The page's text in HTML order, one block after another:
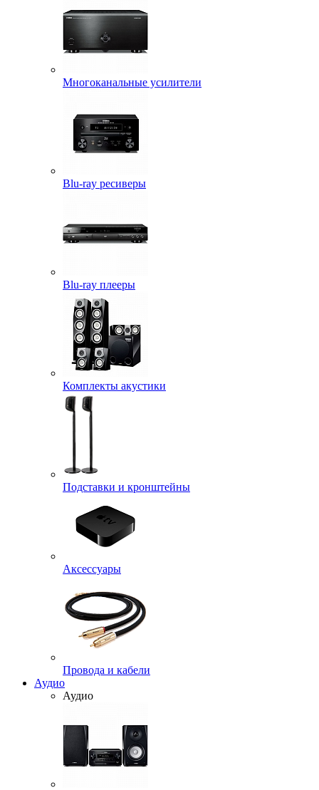
Многоканальные усилители
Blu-ray ресиверы
Blu-ray плееры
Комплекты акустики
Подставки и кронштейны
Аксессуары
Провода и кабели
Аудио
Аудио